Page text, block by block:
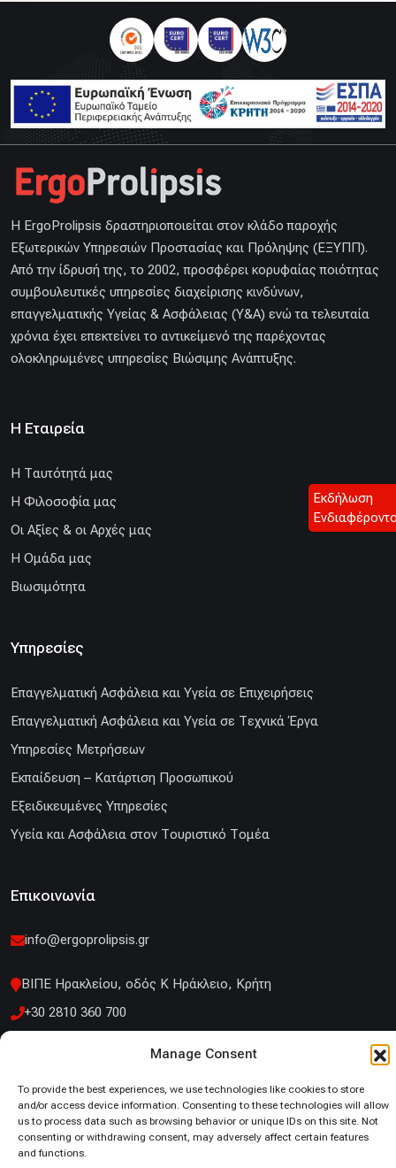
Manage Consent
To provide the best experiences, we use technologies like cookies to store
and/or access device information. Consenting to these technologies will allow
us to process data such as browsing behavior or unique IDs on this site. Not
consenting or withdrawing consent, may adversely affect certain features
and functions.
Εκδήλωση
H ErgoProlipsis δραστηριοποιείται στον κλάδο παροχής
Εξωτερικών Υπηρεσιών Προστασίας και Πρόληψης (ΕΞΥΠΠ).
Από την ίδρυσή της, το 2002, προσφέρει κορυφαίας ποιότητας
συμβουλευτικές υπηρεσίες διαχείρισης κινδύνων,
επαγγελματικής Υγείας & Ασφάλειας (Υ&Α) ενώ τα τελευταία
χρόνια έχει επεκτείνει το αντικείμενό της παρέχοντας
ολοκληρωμένες υπηρεσίες Βιώσιμης Ανάπτυξης.
Η Εταιρεία
H Ταυτότητά μας
Η Φιλοσοφία μας
Οι Αξίες & οι Αρχές μας
Η Ομάδα μας
Βιωσιμότητα
Υπηρεσίες
Επαγγελματική Ασφάλεια και Υγεία σε Επιχειρήσεις
Επαγγελματική Ασφάλεια και Υγεία σε Τεχνικά Έργα
Υπηρεσίες Μετρήσεων
Εκπαίδευση – Κατάρτιση Προσωπικού
Εξειδικευμένες Υπηρεσίες
Υγεία και Ασφάλεια στον Τουριστικό Τομέα
Επικοινωνία
info@ergoprolipsis.gr
ΒΙΠΕ Ηρακλείου, οδός Κ Ηράκλειο, Κρήτη
+30 2810 360 700
Κουντουριώτου 14 Ηράκλειο Αττικής
+30 210 53 19 660